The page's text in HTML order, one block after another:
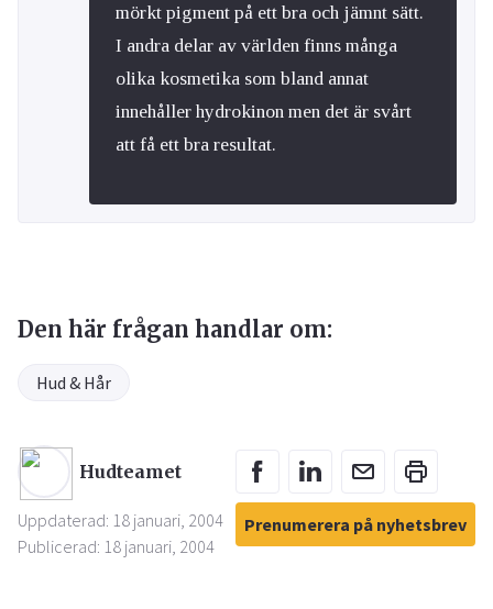
mörkt pigment på ett bra och jämnt sätt.
I andra delar av världen finns många
olika kosmetika som bland annat
innehåller hydrokinon men det är svårt
att få ett bra resultat.
Den här frågan handlar om:
Hud & Hår
Hudteamet
Uppdaterad: 18 januari, 2004
Publicerad: 18 januari, 2004
Prenumerera på nyhetsbrev